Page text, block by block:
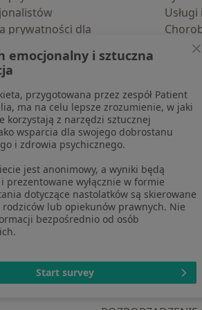
prywatności dla
samodzielnie
cookies
wyniki wyszukiwania
Rekrutujemy!
prasowe
Pomoc
Blog
otwiera się w
otwiera
emocjonalny i sztuczna
przygotowana przez zespół Patient
ma na celu lepsze zrozumienie, w jaki
korzystają z narzędzi sztucznej
wsparcia dla swojego dobrostanu
i zdrowia psychicznego.
jest anonimowy, a wyniki będą
prezentowane wyłącznie w formie
dotyczące nastolatków są skierowane
rodziców lub opiekunów prawnych. Nie
bezpośrednio od osób
Start survey